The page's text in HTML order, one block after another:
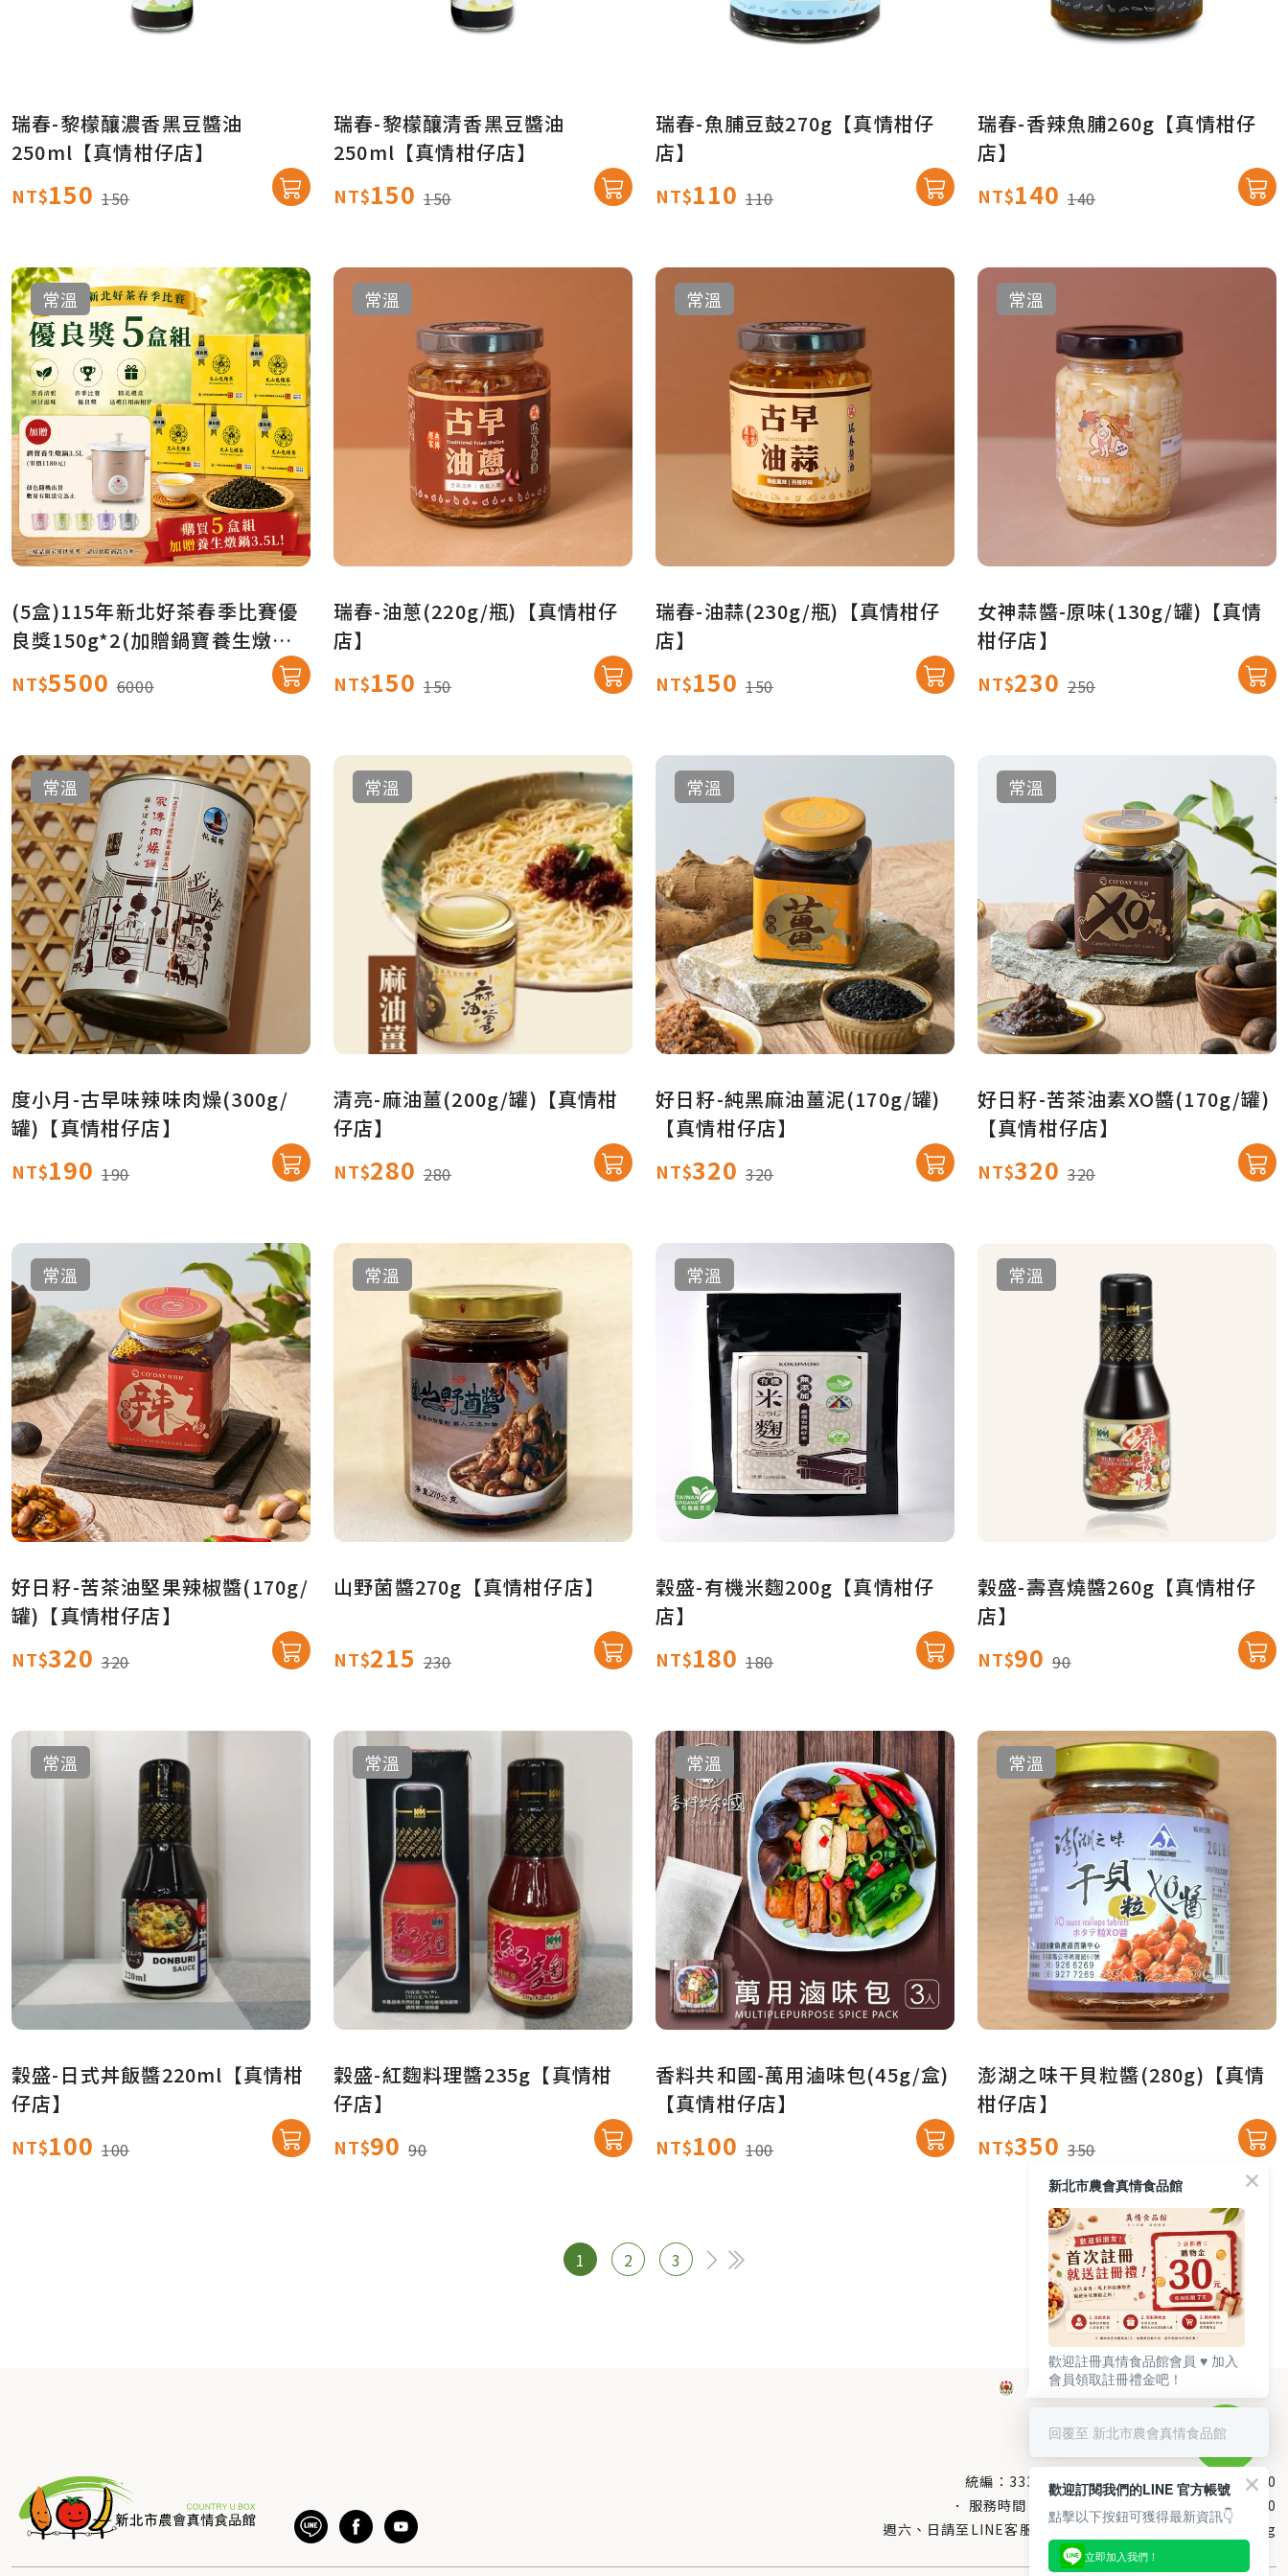
瑞春-黎檬釀濃香黑豆醬油
250ml【真情柑仔店】
NT$150 150
瑞春-黎檬釀清香黑豆醬油
250ml【真情柑仔店】
NT$150 150
瑞春-魚脯豆鼓270g【真情柑仔
店】
NT$110 110
瑞春-香辣魚脯260g【真情柑仔
店】
NT$140 140
常溫
(5盒)115年新北好茶春季比賽優
良獎150g*2(加贈鍋寶養生燉鍋
3.5L)【真情柑仔店】
NT$5500 6000
常溫
瑞春-油蔥(220g/瓶)【真情柑仔
店】
NT$150 150
常溫
瑞春-油蒜(230g/瓶)【真情柑仔
店】
NT$150 150
常溫
女神蒜醬-原味(130g/罐)【真情
柑仔店】
NT$230 250
常溫
度小月-古早味辣味肉燥(300g/
罐)【真情柑仔店】
NT$190 190
常溫
清亮-麻油薑(200g/罐)【真情柑
仔店】
NT$280 280
常溫
好日籽-純黑麻油薑泥(170g/罐)
【真情柑仔店】
NT$320 320
常溫
好日籽-苦茶油素XO醬(170g/罐)
【真情柑仔店】
NT$320 320
常溫
好日籽-苦茶油堅果辣椒醬(170g/
罐)【真情柑仔店】
NT$320 320
常溫
山野菌醬270g【真情柑仔店】
NT$215 230
常溫
穀盛-有機米麴200g【真情柑仔
店】
NT$180 180
常溫
穀盛-壽喜燒醬260g【真情柑仔
店】
NT$90 90
常溫
穀盛-日式丼飯醬220ml【真情柑
仔店】
NT$100 100
常溫
穀盛-紅麴料理醬235g【真情柑
仔店】
NT$90 90
常溫
香料共和國-萬用滷味包(45g/盒)
【真情柑仔店】
NT$100 100
常溫
澎湖之味干貝粒醬(280g)【真情
柑仔店】
NT$350 350
1 2 3
統編：33378005 服務電話： 0800-666-980
服務時間：每週一至週五AM 8：10～PM 5：00
週六、日請至LINE客服留言 LINE@帳號搜尋：@uboxorg
新北市農會真情食品館
歡迎註冊真情食品館會員 ♥️ 加入
會員領取註冊禮金吧！
回覆至 新北市農會真情食品館
歡迎訂閱我們的LINE 官方帳號
點擊以下按鈕可獲得最新資訊👇
立即加入我們！